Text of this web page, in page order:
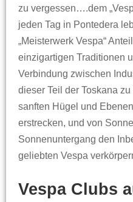
zu vergessen….dem
jeden Tag in Pontedera
„Meisterwerk Vespa“
einzigartigen Traditionen
Verbindung zwischen
dieser Teil der Toskana
sanften Hügel und
erstrecken, und von
Sonnenuntergang den
geliebten Vespa
Vespa Clubs